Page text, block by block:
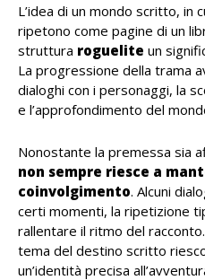
L’idea di un mondo scritto, in
ripetono come pagine di un
struttura roguelite un
La progressione della trama
dialoghi con i personaggi, la
e l’approfondimento del
Nonostante la premessa sia
non sempre riesce a
coinvolgimento. Alcuni
certi momenti, la ripetizione
rallentare il ritmo del
tema del destino scritto
un’identità precisa